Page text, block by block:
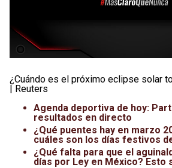
¿Cuándo es el próximo eclipse solar
| Reuters
Agenda deportiva de hoy:
resultados en directo
¿Qué puentes hay en marzo
cuáles son los días festivos
¿Qué falta para que el
días por Ley en México? Esto